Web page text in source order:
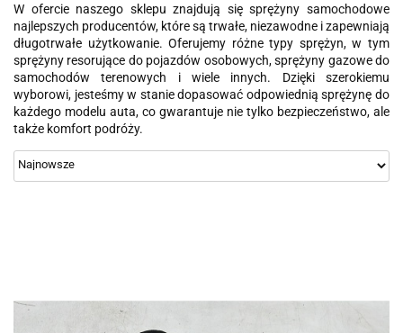
W ofercie naszego sklepu znajdują się sprężyny samochodowe
najlepszych producentów, które są trwałe, niezawodne i zapewniają
długotrwałe użytkowanie. Oferujemy różne typy sprężyn, w tym
sprężyny resorujące do pojazdów osobowych, sprężyny gazowe do
samochodów terenowych i wiele innych. Dzięki szerokiemu
wyborowi, jesteśmy w stanie dopasować odpowiednią sprężynę do
każdego modelu auta, co gwarantuje nie tylko bezpieczeństwo, ale
także komfort podróży.